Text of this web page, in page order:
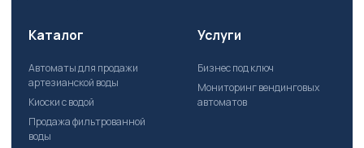
Каталог
Автоматы для продажи
артезианской воды
Киоски с водой
Продажа фильтрованной
воды
Услуги
Бизнес под ключ
Мониторинг вендинговых
автоматов